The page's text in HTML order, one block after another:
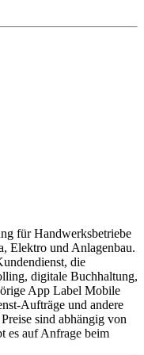
für Handwerksbetriebe
Elektro und Anlagenbau.
die
digitale Buchhaltung,
App Label Mobile
Aufträge und andere
sind abhängig von
es auf Anfrage beim